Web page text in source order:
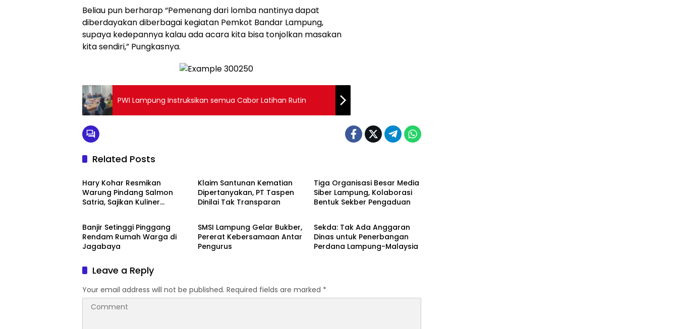
Beliau pun berharap “Pemenang dari lomba nantinya dapat
diberdayakan diberbagai kegiatan Pemkot Bandar Lampung,
supaya kedepannya kalau ada acara kita bisa tonjolkan masakan
kita sendiri,” Pungkasnya.
PWI Lampung Instruksikan semua Cabor Latihan Rutin
Related Posts
Bandarlampung
Hary Kohar Resmikan
Warung Pindang Salmon
Satria, Sajikan Kuliner
Klaim Santunan Kematian
Dipertanyakan, PT Taspen
Dinilai Tak Transparan
Tiga Organisasi Besar Media
Siber Lampung, Kolaborasi
Bentuk Sekber Pengaduan
Bandarlampung
Banjir Setinggi Pinggang
Rendam Rumah Warga di
Jagabaya
Bandarlampung
SMSI Lampung Gelar Bukber,
Pererat Kebersamaan Antar
Pengurus
Bandarlampung
Sekda: Tak Ada Anggaran
Dinas untuk Penerbangan
Perdana Lampung-Malaysia
Leave a Reply
Your email address will not be published. Required fields are marked *